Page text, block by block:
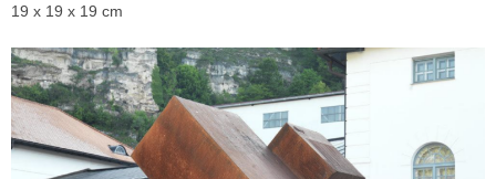
19 x 19 x 19 cm